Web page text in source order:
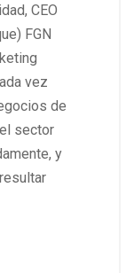
CEO
FGN
vez
de
sector
y